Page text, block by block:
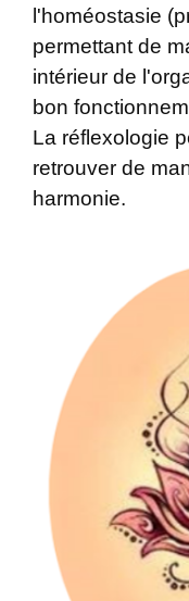
l'homéostasie
permettant de
intérieur de
bon
La réflexologie
retrouver de
harmonie.